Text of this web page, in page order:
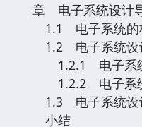
章 电子系统设计
1.1 电子系统的
1.2 电子系统设
1.2.1 电子系统
1.2.2 电子系统
1.3 电子系统设
小结